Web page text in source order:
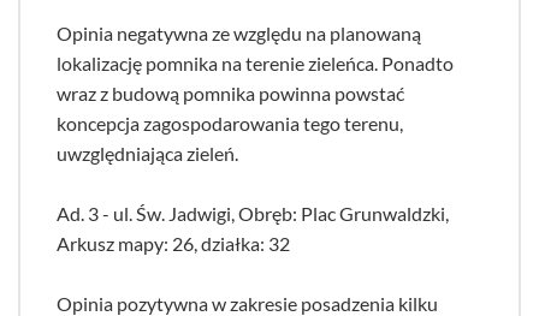
Opinia negatywna ze względu na planowaną
lokalizację pomnika na terenie zieleńca. Ponadto
wraz z budową pomnika powinna powstać
koncepcja zagospodarowania tego terenu,
uwzględniająca zieleń.
Ad. 3 - ul. Św. Jadwigi, Obręb: Plac Grunwaldzki,
Arkusz mapy: 26, działka: 32
Opinia pozytywna w zakresie posadzenia kilku